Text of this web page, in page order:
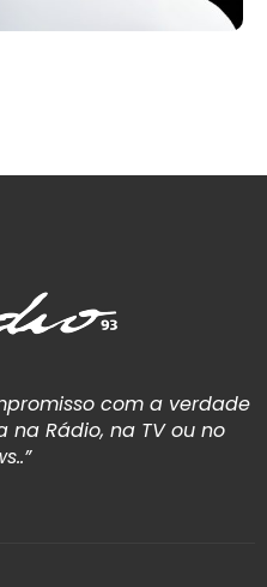
com a verdade
Rádio, na TV ou no